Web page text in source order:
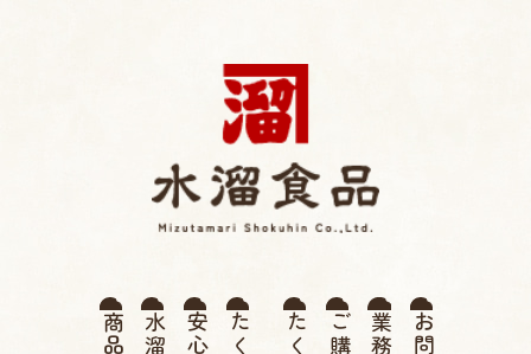
薩摩たくあん 水溜食品 |